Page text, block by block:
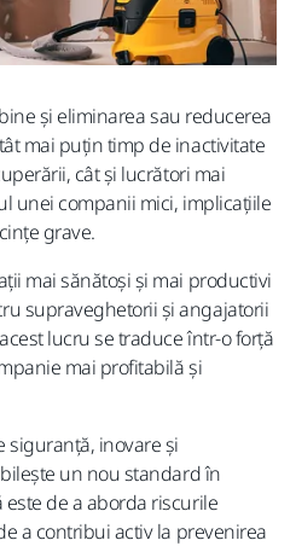
și eliminarea sau reducerea
mai puțin timp de inactivitate
cât și lucrători mai
unei companii mici, implicațiile
grave.
mai sănătoși și mai productivi
supraveghetorii și angajatorii
lucru se traduce într-o forță
mai profitabilă și
siguranță, inovare și
un nou standard în
de a aborda riscurile
a contribui activ la prevenirea